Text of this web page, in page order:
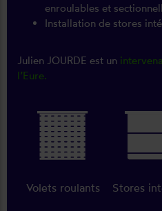
enroulables et
Installation de stores
Julien JOURDE est un
l’Eure.
Volets roulants Stores